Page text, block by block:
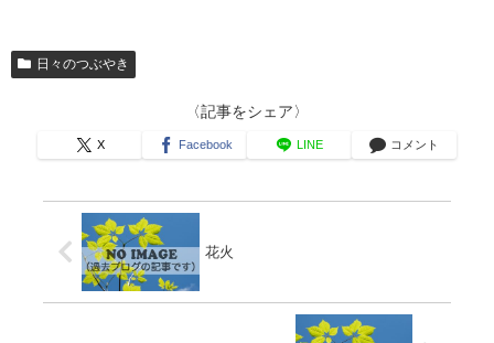
日々のつぶやき
〈記事をシェア〉
X Facebook LINE コメント
花火